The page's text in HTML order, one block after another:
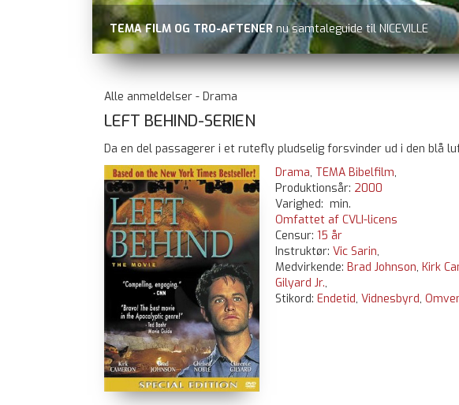
BÆR EN SAMTALE MED DIG Se hvor de kan købes
Alle anmeldelser - Drama
LEFT BEHIND-SERIEN
Da en del passagerer i et rutefly pludselig forsvinder ud i den blå
Drama, TEMA Bibelfilm,
Produktionsår: 2000
Varighed: min.
Omfattet af CVLI-licens
Censur: 15 år
Instruktør: Vic Sarin,
Medvirkende: Brad Johnson, Kirk
Gilyard Jr.,
Stikord: Endetid, Vidnesbyrd,